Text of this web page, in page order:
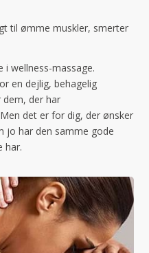
til ømme muskler, smerter
i wellness-massage.
en dejlig, behagelig
dem, der har
det er for dig, der ønsker
jo har den samme gode
har.